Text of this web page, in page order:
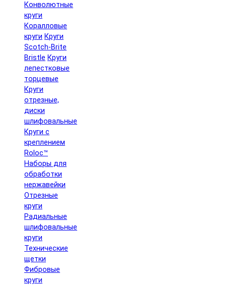
Конволютные
круги
Коралловые
круги Круги
Scotch-Brite
Bristle Круги
лепестковые
торцевые
Круги
отрезные,
диски
шлифовальные
Круги с
креплением
Roloc™
Наборы для
обработки
нержавейки
Отрезные
круги
Радиальные
шлифовальные
круги
Технические
щетки
Фибровые
круги